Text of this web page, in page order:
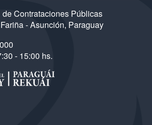
Contrataciones Públicas
- Asunción, Paraguay
- 15:00 hs.